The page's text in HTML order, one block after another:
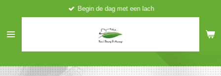
naar
hoofdinhoud
Begin de dag met een lach